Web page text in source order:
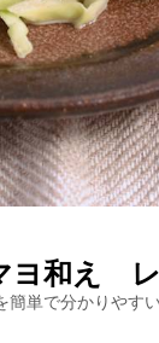
和え レ
簡単で分かりやす